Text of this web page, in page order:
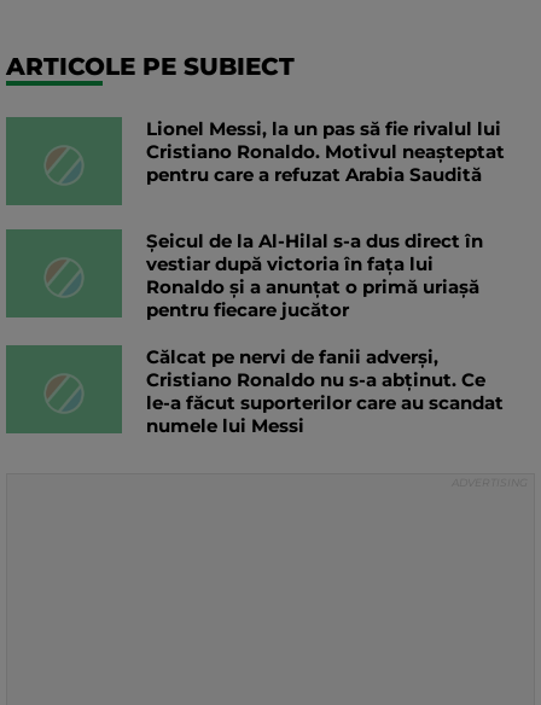
ARTICOLE PE SUBIECT
Lionel Messi, la un pas să fie rivalul lui
Cristiano Ronaldo. Motivul neașteptat
pentru care a refuzat Arabia Saudită
Șeicul de la Al-Hilal s-a dus direct în
vestiar după victoria în fața lui
Ronaldo și a anunțat o primă uriașă
pentru fiecare jucător
Călcat pe nervi de fanii adverși,
Cristiano Ronaldo nu s-a abținut. Ce
le-a făcut suporterilor care au scandat
numele lui Messi